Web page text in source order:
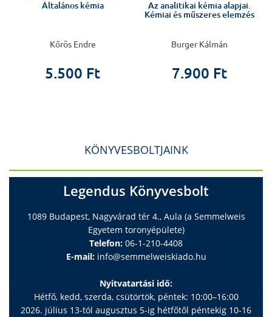
Általános kémia
Kőrös Endre
5.500 Ft
Az analitikai kémia alapjai.
Kémiai és műszeres elemzés
Burger Kálmán
7.900 Ft
KÖNYVESBOLTJAINK
Legendus Könyvesbolt
1089 Budapest, Nagyvárad tér 4., Aula (a Semmelweis
Egyetem toronyépülete)
Telefon: 06-1-210-4408
E-mail: info@semmelweiskiado.hu
Nyitvatartási idő:
Hétfő, kedd, szerda, csütörtök, péntek: 10:00–16:00
2026. július 13-tól augusztus 5-ig hétfőtől péntekig 10-16